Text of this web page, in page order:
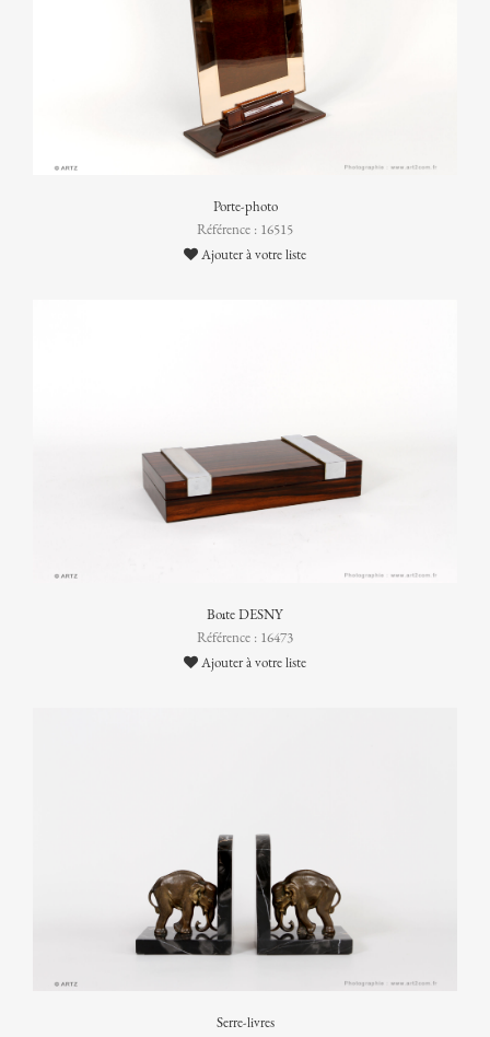
Porte-photo
Référence : 16515
Ajouter à votre liste
Boîte DESNY
Référence : 16473
Ajouter à votre liste
Serre-livres